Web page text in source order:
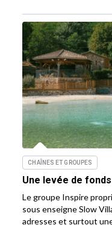
CHAÎNES ET GROUPES
Une levée de
Le groupe Inspire
sous enseigne Slow
adresses et surtout